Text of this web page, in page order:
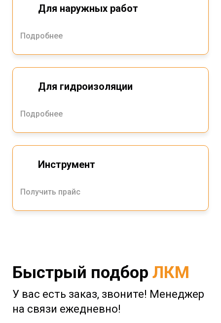
Для наружных работ
Подробнее
Для гидроизоляции
Подробнее
Инструмент
Получить прайс
Быстрый подбор ЛКМ
У вас есть заказ, звоните! Менеджер
на связи ежедневно!